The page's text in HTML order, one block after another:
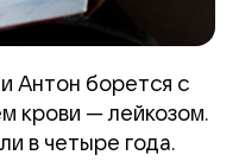
Антон борется с
крови — лейкозом.
в четыре года.